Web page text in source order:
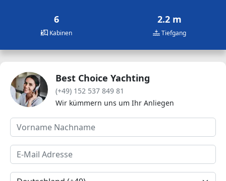
6
Kabinen
2.2 m
Tiefgang
Best Choice Yachting
(+49) 152 537 849 81
Wir kümmern uns um Ihr Anliegen